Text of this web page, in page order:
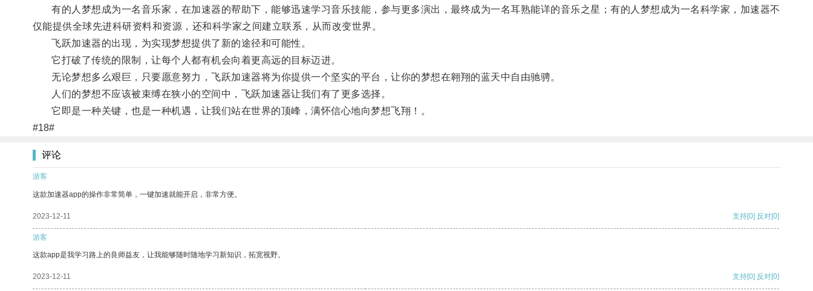
有的人梦想成为一名音乐家，在加速器的帮助下，能够迅速学习音乐技能，参与更多演出，最终成为一名耳熟能详的音乐之星；有的人梦想成为一名科学家，加速器不
仅能提供全球先进科研资料和资源，还和科学家之间建立联系，从而改变世界。
飞跃加速器的出现，为实现梦想提供了新的途径和可能性。
它打破了传统的限制，让每个人都有机会向着更高远的目标迈进。
无论梦想多么艰巨，只要愿意努力，飞跃加速器将为你提供一个坚实的平台，让你的梦想在翱翔的蓝天中自由驰骋。
人们的梦想不应该被束缚在狭小的空间中，飞跃加速器让我们有了更多选择。
它即是一种关键，也是一种机遇，让我们站在世界的顶峰，满怀信心地向梦想飞翔！。
#18#
评论
游客
这款加速器app的操作非常简单，一键加速就能开启，非常方便。
2023-12-11 支持[0] 反对[0]
游客
这款app是我学习路上的良师益友，让我能够随时随地学习新知识，拓宽视野。
2023-12-11 支持[0] 反对[0]